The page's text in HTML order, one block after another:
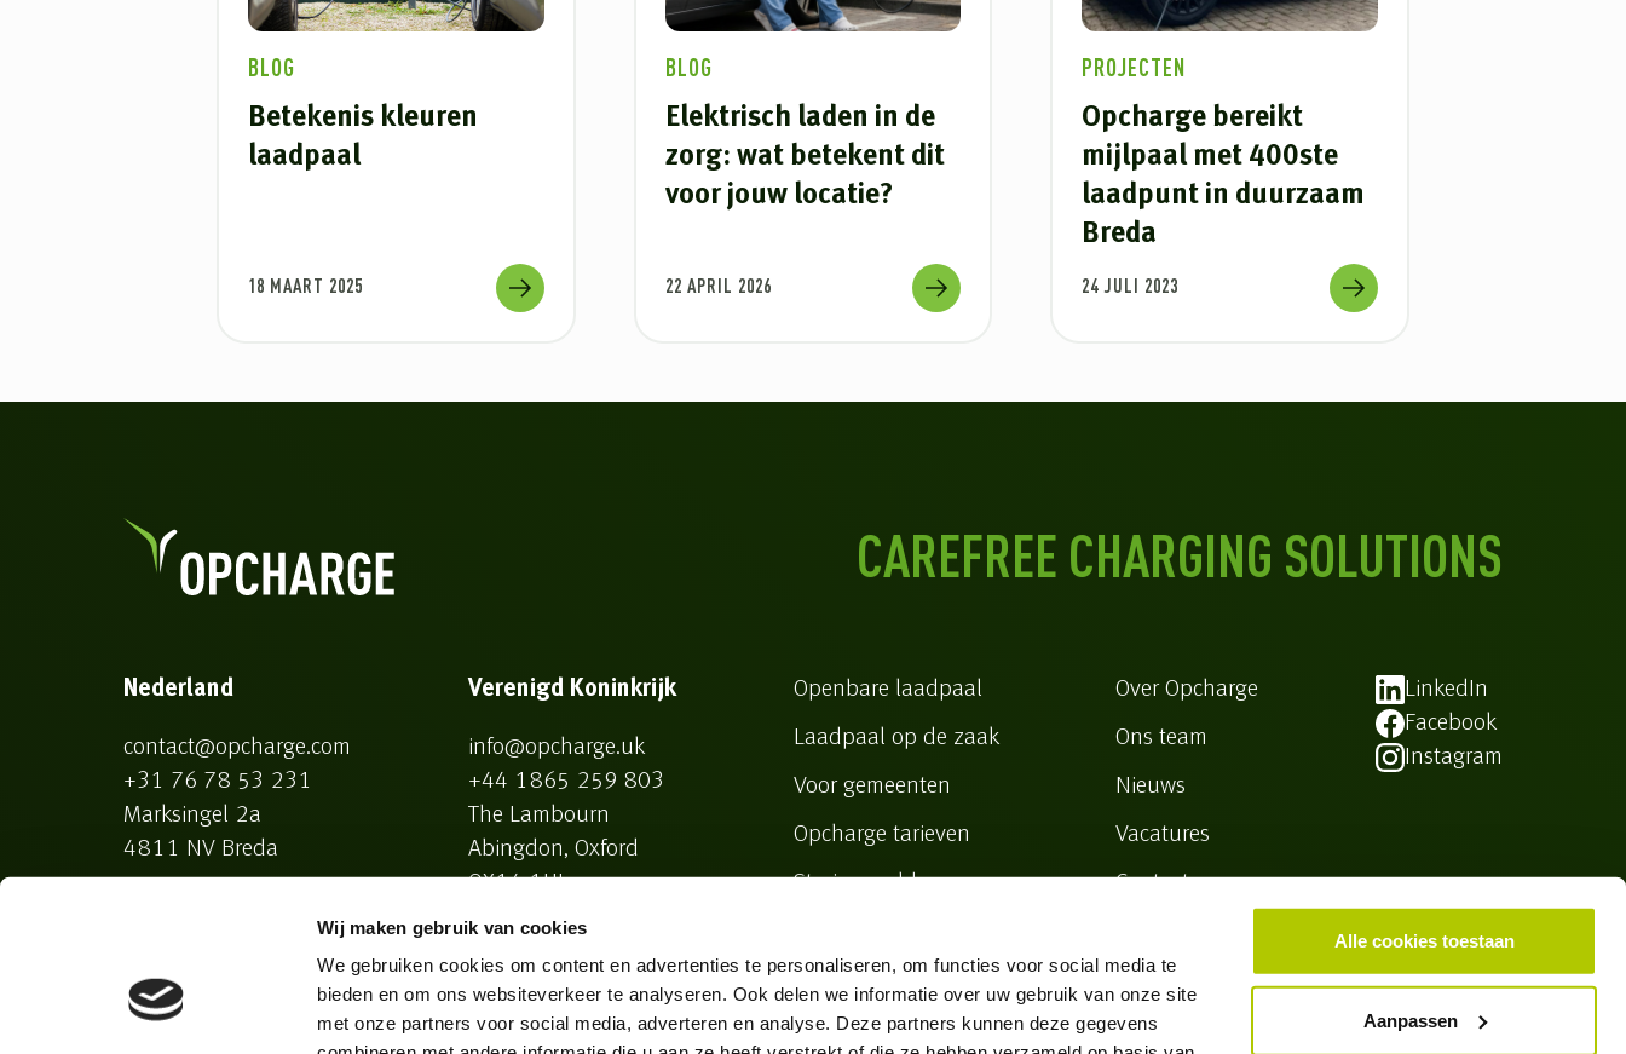
Wij maken gebruik van cookies
We gebruiken cookies om content en advertenties te personaliseren, om functies voor social media te
bieden en om ons websiteverkeer te analyseren. Ook delen we informatie over uw gebruik van onze site
met onze partners voor social media, adverteren en analyse. Deze partners kunnen deze gegevens
Alle cookies toestaan
Aanpassen
BLOG
Betekenis kleuren
laadpaal
18 MAART 2025
BLOG
Elektrisch laden in de
zorg: wat betekent dit
voor jouw locatie?
22 APRIL 2026
PROJECTEN
Opcharge bereikt
mijlpaal met 400ste
laadpunt in duurzaam
Breda
24 JULI 2023
CAREFREE CHARGING SOLUTIONS
Nederland
contact@opcharge.com
+31 76 78 53 231
Marksingel 2a
4811 NV Breda
Verenigd Koninkrijk
info@opcharge.uk
+44 1865 259 803
The Lambourn
Abingdon, Oxford
OX14 1UJ
Openbare laadpaal
Laadpaal op de zaak
Voor gemeenten
Opcharge tarieven
Storing melden
Over Opcharge
Ons team
Nieuws
Vacatures
Contact
LinkedIn
Facebook
Instagram
© Copyright 2026 Opcharge Algemene voorwaardenPrivacy verklaring Beleidsverklaring